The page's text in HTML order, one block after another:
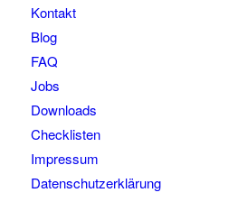
Kontakt
Blog
FAQ
Jobs
Downloads
Checklisten
Impressum
Datenschutzerklärung